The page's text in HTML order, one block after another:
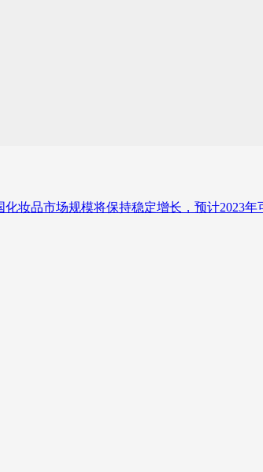
妆品市场规模将保持稳定增长，预计2023年